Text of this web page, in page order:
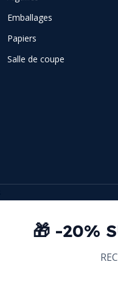
Emballages
Papiers
Salle de coupe
🎁 -20%